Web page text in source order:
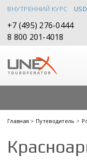
ВНУТРЕННИЙ КУРС USD
+7 (495) 276-0444
8 800 201-4018
Главная > Путеводитель >